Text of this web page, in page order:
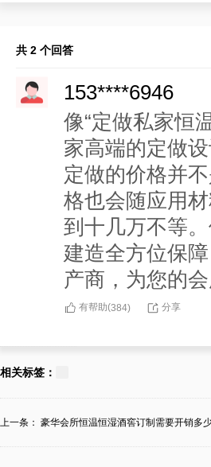
共 2 个回答
153****6946
像“定做私家恒
家高端的定做
定做的价格并
格也会随应用
到十几万不等
建造全方位保
产商，为您的
有帮助(384) 分享
139****9463
高端的私家恒
复：清晰了解
符合会所所需
相关标签：
上一条： 豪华会所恒温恒湿酒窖订制需要开销多